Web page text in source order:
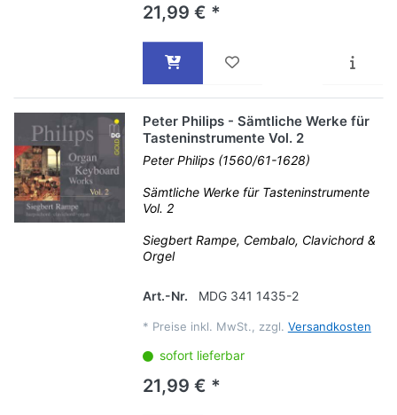
21,99 € *
Peter Philips - Sämtliche Werke für
Tasteninstrumente Vol. 2
Peter Philips (1560/61-1628)
Sämtliche Werke für Tasteninstrumente
Vol. 2
Siegbert Rampe, Cembalo, Clavichord &
Orgel
Art.-Nr. MDG 341 1435-2
* Preise inkl. MwSt., zzgl. Versandkosten
sofort lieferbar
21,99 € *